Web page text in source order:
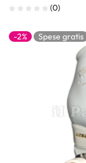
(0)
-2% Spese gratis